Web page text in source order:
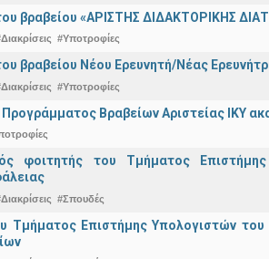
βραβείου «ΑΡΙΣΤΗΣ ΔΙΔΑΚΤΟΡΙΚΗΣ
#Υποτροφίες
βραβείου Νέου Ερευνητή/Νέας
#Υποτροφίες
Βραβείων Αριστείας ΙΚΥ
φοιτητής του Τμήματος
#Σπουδές
Τμήματος Επιστήμης Υπολογιστών